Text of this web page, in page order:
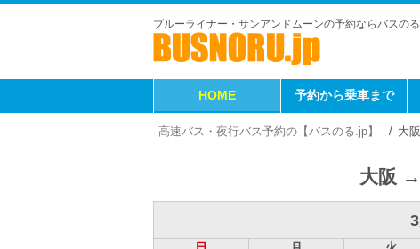
ブルーライナー・サンアンドムーンの予約ならバスの
HOME 予約から乗車まで
高速バス・夜行バス予約の【バスのる.jp】 大
大阪